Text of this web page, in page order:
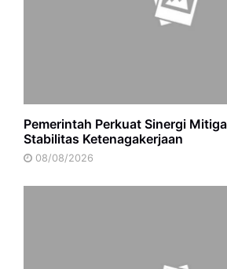
Pemerintah Perkuat Sinergi
Stabilitas Ketenagakerjaan
08/08/2026